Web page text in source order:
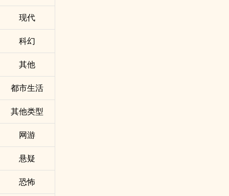
现代
科幻
其他
都市生活
其他类型
网游
悬疑
恐怖